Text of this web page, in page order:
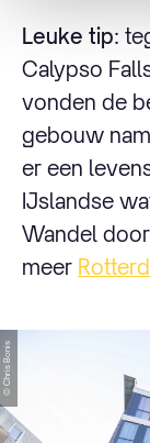
Leuke tip:
Calypso
vonden de
gebouw
er een
IJslandse
Wandel
meer
© Chris Bonis